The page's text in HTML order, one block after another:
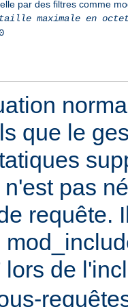
par des filtres comme
taille maximale en
que le
pas
requête.
lors de